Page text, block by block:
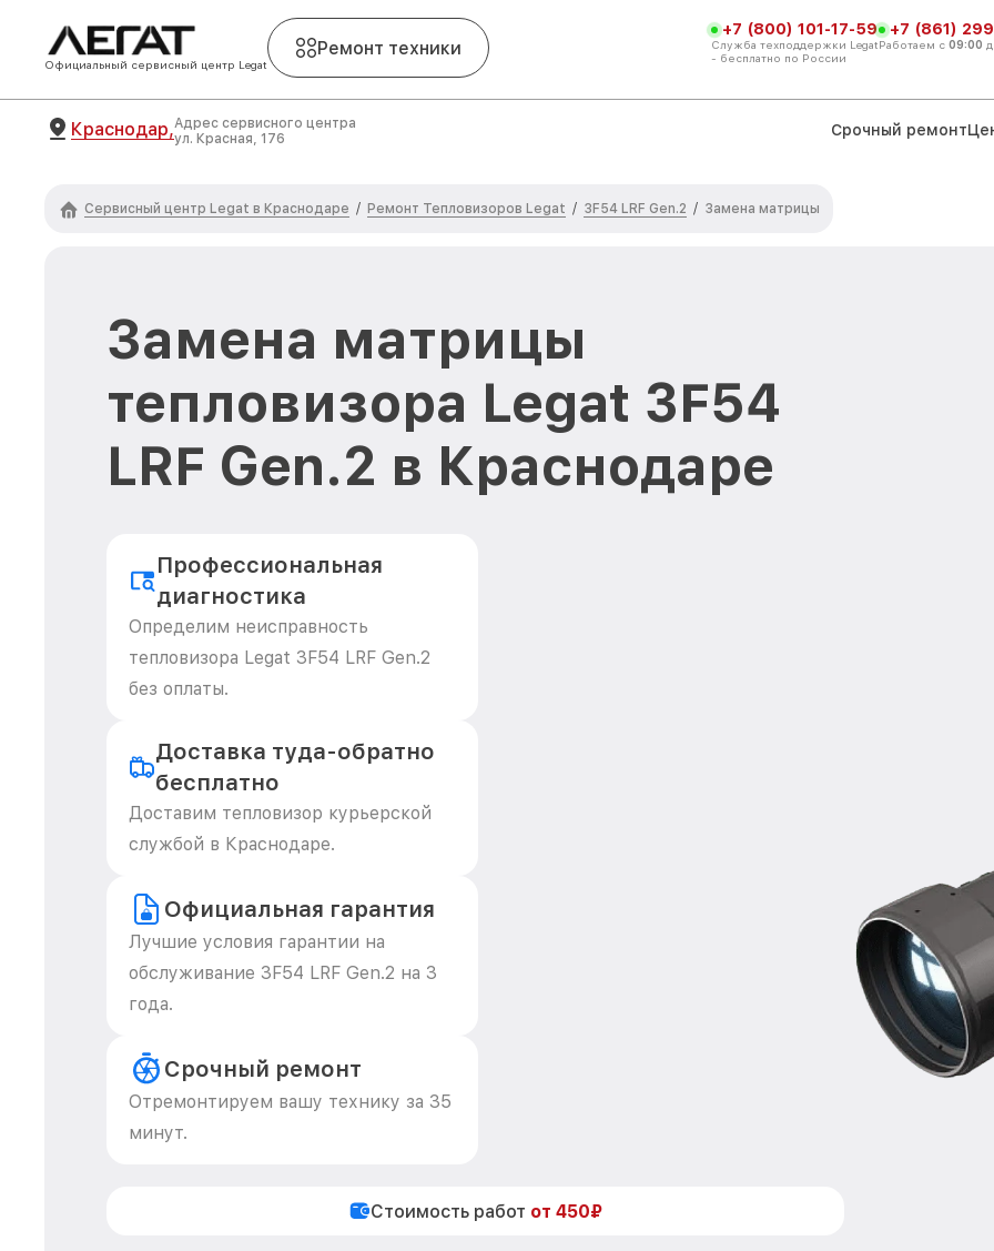
Официальный сервисный центр Legat
Ремонт техники
+7 (800) 101-17-59
Служба техподдержки Legat
- бесплатно по России
+7 (861)
Работаем с 09:00
Краснодар,Адрес сервисного центра
ул. Красная, 176
Срочный ремонт
Сервисный центр Legat в Краснодаре / Ремонт Тепловизоров Legat / 3F54 LRF Gen.2 / Замена матрицы
Замена матрицы
тепловизора Legat 3F54
LRF Gen.2 в Краснодаре
Профессиональная
диагностика
Определим неисправность
тепловизора Legat 3F54 LRF Gen.2
без оплаты.
Доставка туда-обратно
бесплатно
Доставим тепловизор курьерской
службой в Краснодаре.
Официальная гарантия
Лучшие условия гарантии на
обслуживание 3F54 LRF Gen.2 на 3
года.
Срочный ремонт
Отремонтируем вашу технику за 35
минут.
Стоимость работ от 450₽